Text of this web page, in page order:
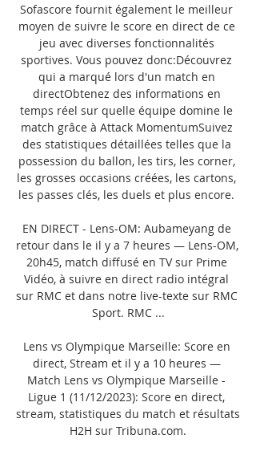
Sofascore fournit également le meilleur
moyen de suivre le score en direct de ce
jeu avec diverses fonctionnalités
sportives. Vous pouvez donc:Découvrez
qui a marqué lors d'un match en
directObtenez des informations en
temps réel sur quelle équipe domine le
match grâce à Attack MomentumSuivez
des statistiques détaillées telles que la
possession du ballon, les tirs, les corner,
les grosses occasions créées, les cartons,
les passes clés, les duels et plus encore.
EN DIRECT - Lens-OM: Aubameyang de
retour dans le il y a 7 heures — Lens-OM,
20h45, match diffusé en TV sur Prime
Vidéo, à suivre en direct radio intégral
sur RMC et dans notre live-texte sur RMC
Sport. RMC ...
Lens vs Olympique Marseille: Score en
direct, Stream et il y a 10 heures —
Match Lens vs Olympique Marseille -
Ligue 1 (11/12/2023): Score en direct,
stream, statistiques du match et résultats
H2H sur Tribuna.com.